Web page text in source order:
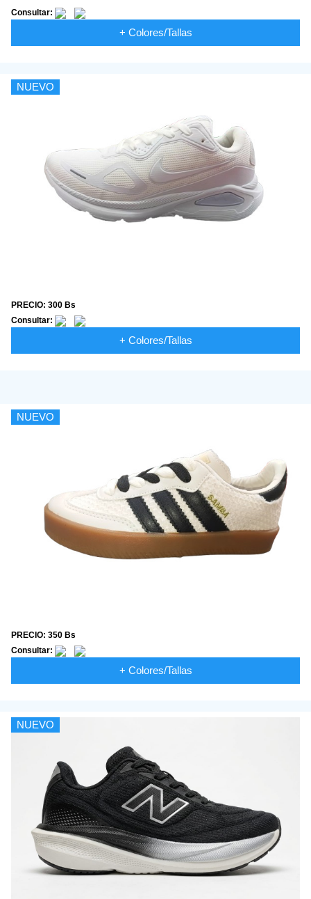
Consultar:
+ Colores/Tallas
NUEVO
PRECIO: 300 Bs
Consultar:
+ Colores/Tallas
NUEVO
PRECIO: 350 Bs
Consultar:
+ Colores/Tallas
NUEVO